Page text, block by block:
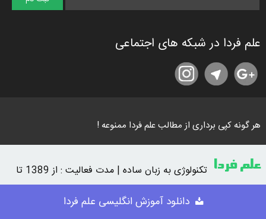
علم فردا در شبکه های اجتماعی
هر گونه کپی برداری از مطالب علم فردا ممنوعه !
علم فردا
تکنولوژی به زبان ساده | مدت فعالیت : از 1389 تا
دانلود آموزش انگلیسی علم فردا